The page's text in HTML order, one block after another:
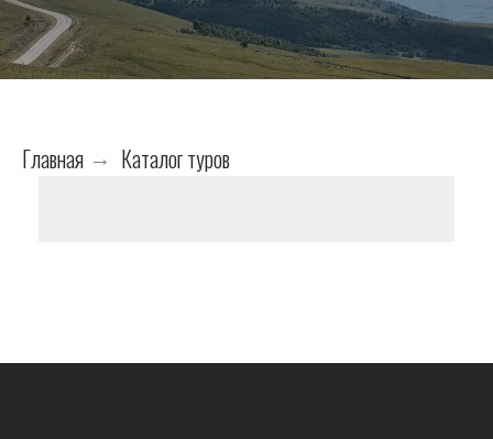
Главная → Каталог туров